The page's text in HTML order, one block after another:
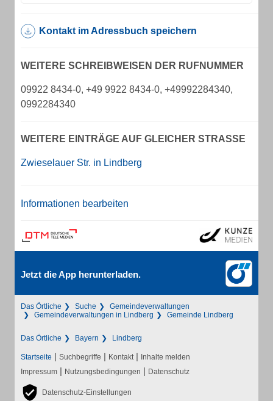
Kontakt im Adressbuch speichern
WEITERE SCHREIBWEISEN DER RUFNUMMER
09922 8434-0, +49 9922 8434-0, +49992284340,
0992284340
WEITERE EINTRÄGE AUF GLEICHER STRASSE
Zwieselauer Str. in Lindberg
Informationen bearbeiten
Jetzt die App herunterladen.
Das Örtliche Suche
Gemeindeverwaltungen
Gemeindeverwaltungen in Lindberg
Gemeinde Lindberg
Das Örtliche Bayern Lindberg
Startseite | Suchbegriffe | Kontakt | Inhalte melden
Impressum | Nutzungsbedingungen | Datenschutz
Datenschutz-Einstellungen